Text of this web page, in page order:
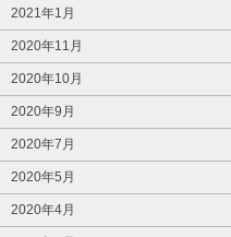
2021年1月
2020年11月
2020年10月
2020年9月
2020年7月
2020年5月
2020年4月